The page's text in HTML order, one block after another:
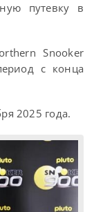
путевку в
Snooker
с конца
2025 года.